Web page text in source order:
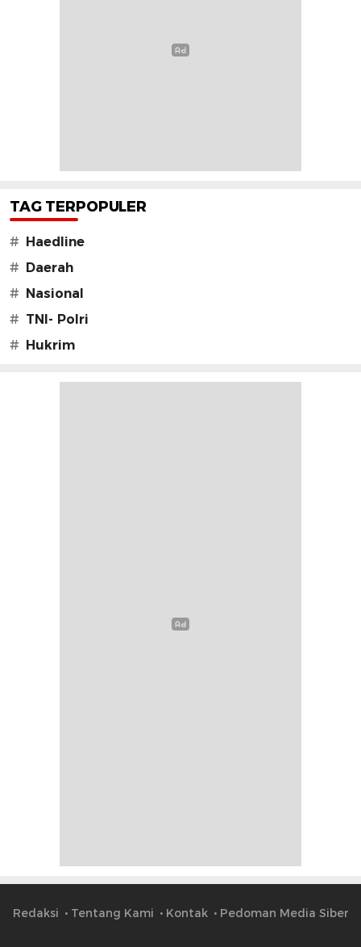
TAG TERPOPULER
# Haedline
# Daerah
# Nasional
# TNI- Polri
# Hukrim
Redaksi Tentang Kami Kontak Pedoman Media Siber